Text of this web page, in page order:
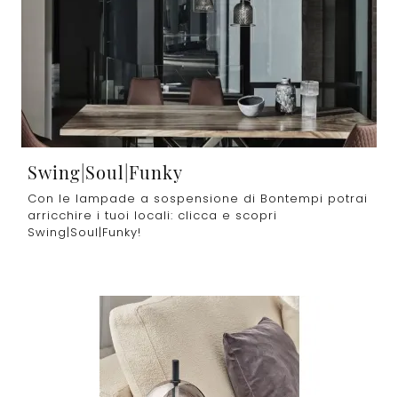
Swing|Soul|Funky
Con le lampade a sospensione di Bontempi potrai
arricchire i tuoi locali: clicca e scopri
Swing|Soul|Funky!